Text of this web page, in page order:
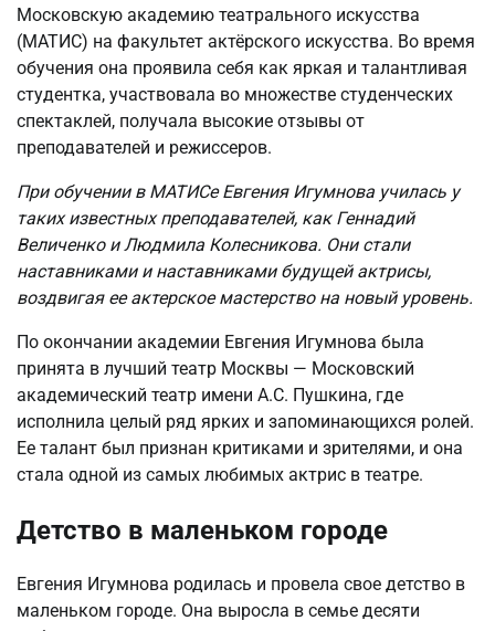
Московскую академию театрального искусства
(МАТИС) на факультет актёрского искусства. Во время
обучения она проявила себя как яркая и талантливая
студентка, участвовала во множестве студенческих
спектаклей, получала высокие отзывы от
преподавателей и режиссеров.
При обучении в МАТИСе Евгения Игумнова училась у
таких известных преподавателей, как Геннадий
Величенко и Людмила Колесникова. Они стали
наставниками и наставниками будущей актрисы,
воздвигая ее актерское мастерство на новый уровень.
По окончании академии Евгения Игумнова была
принята в лучший театр Москвы — Московский
академический театр имени А.С. Пушкина, где
исполнила целый ряд ярких и запоминающихся ролей.
Ее талант был признан критиками и зрителями, и она
стала одной из самых любимых актрис в театре.
Детство в маленьком городе
Евгения Игумнова родилась и провела свое детство в
маленьком городе. Она выросла в семье десяти